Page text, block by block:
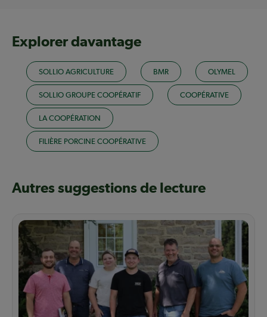
Explorer davantage
SOLLIO AGRICULTURE BMR OLYMEL
SOLLIO GROUPE COOPÉRATIF COOPÉRATIVE
LA COOPÉRATION
FILIÈRE PORCINE COOPÉRATIVE
Autres suggestions de lecture